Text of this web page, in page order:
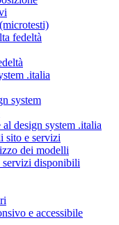
fedeltà
.italia
system
design system .italia
sito e servizi
dei modelli
disponibili
e accessibile